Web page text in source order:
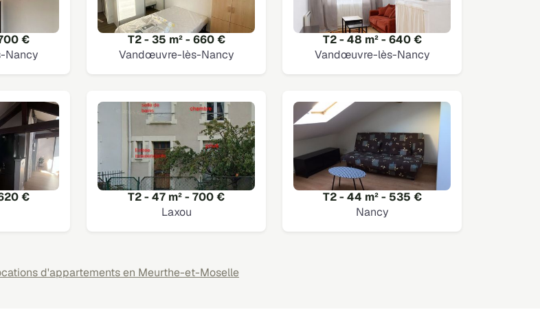
€
Nancy
T2 - 35 m² - 660 €
Vandœuvre-lès-Nancy
T2 - 48 m² - 640 €
Vandœuvre-lès-Nancy
€
T2 - 47 m² - 700 €
Laxou
T2 - 44 m² - 535 €
Nancy
d'appartements en Meurthe-et-Moselle